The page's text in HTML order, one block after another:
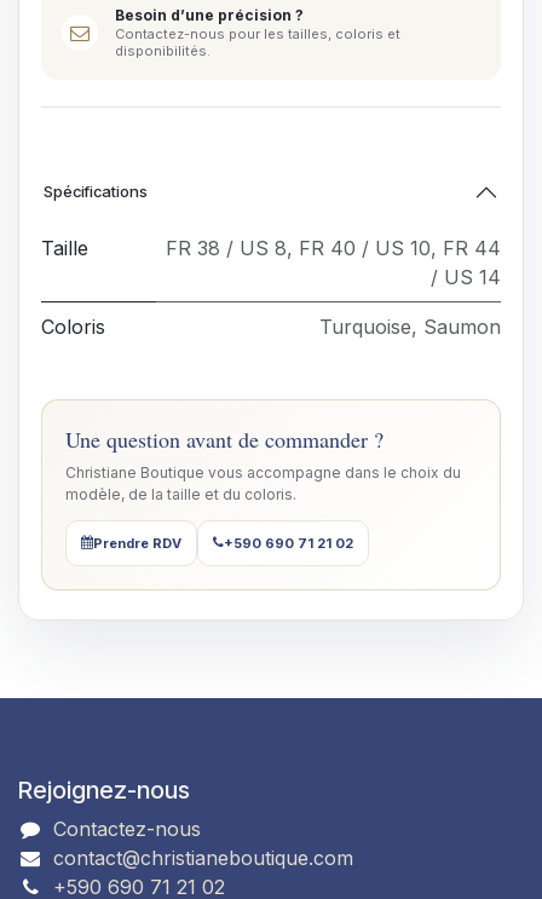
Besoin d’une précision ?
Contactez-nous pour les tailles, coloris et
disponibilités.
Spécifications
Taille FR 38 / US 8, FR 40 / US 10, FR 44
/ US 14
Coloris Turquoise, Saumon
Une question avant de commander ?
Christiane Boutique vous accompagne dans le choix du
modèle, de la taille et du coloris.
Prendre RDV +590 690 71 21 02
Rejoignez-nous
Contactez-nous
contact@christianeboutique.com
+590 690 71 21 02